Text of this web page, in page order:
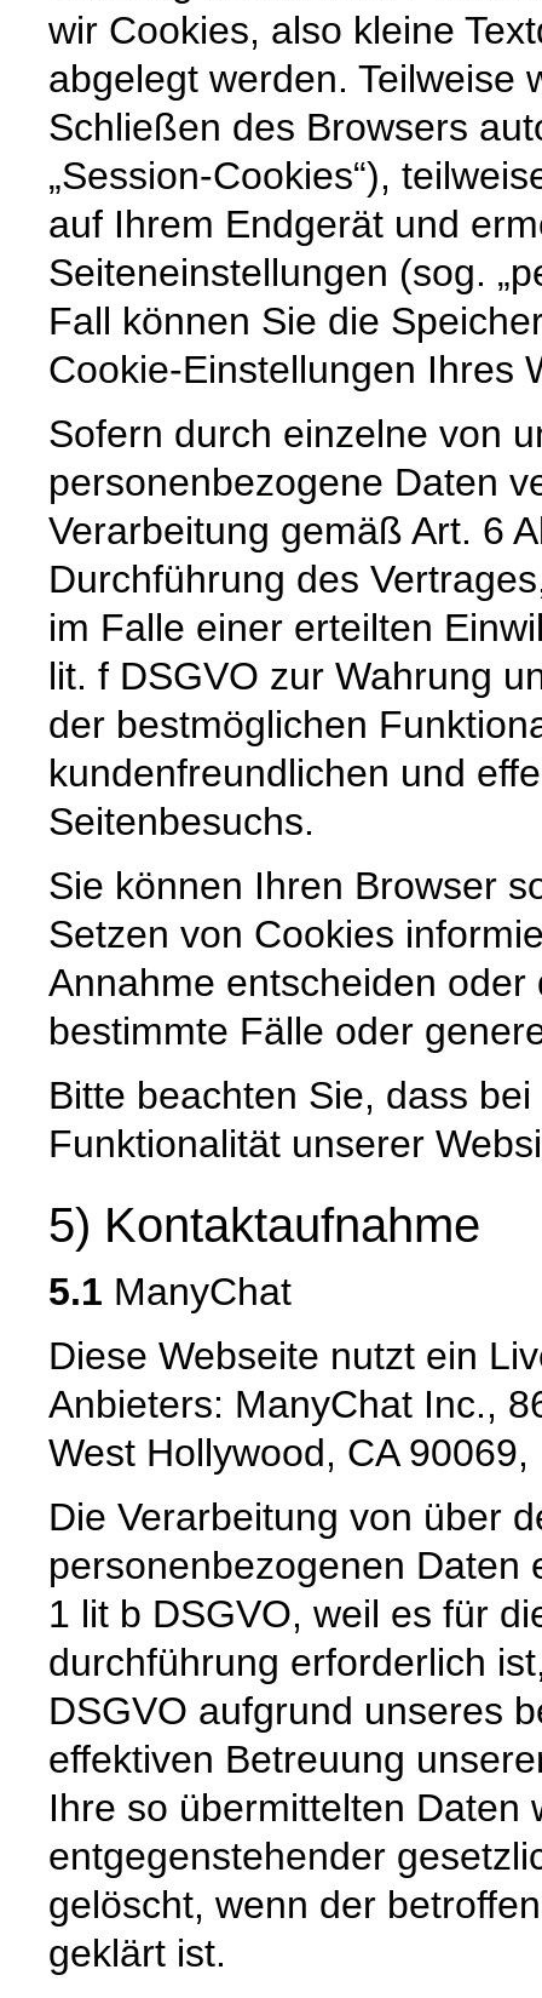
wir Cookies, also kleine
abgelegt werden. Teilweise
Schließen des Browsers
„Session-Cookies“),
auf Ihrem Endgerät und
Seiteneinstellungen (sog.
Fall können Sie die
Cookie-Einstellungen Ihres
Sofern durch einzelne von
personenbezogene Daten
Verarbeitung gemäß Art. 6
Durchführung des
im Falle einer erteilten
lit. f DSGVO zur Wahrung
der bestmöglichen
kundenfreundlichen und
Seitenbesuchs.
Sie können Ihren Browser
Setzen von Cookies
Annahme entscheiden
bestimmte Fälle oder
Bitte beachten Sie, dass
Funktionalität unserer
5) Kontaktaufnahme
5.1 ManyChat
Diese Webseite nutzt ein
Anbieters: ManyChat Inc.,
West Hollywood, CA 90069,
Die Verarbeitung von über
personenbezogenen Daten
1 lit b DSGVO, weil es für
durchführung erforderlich
DSGVO aufgrund unseres
effektiven Betreuung
Ihre so übermittelten Daten
entgegenstehender
gelöscht, wenn der
geklärt ist.